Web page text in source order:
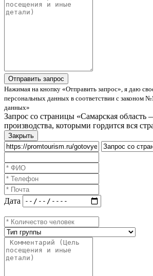
Нажимая на кнопку «Отправить запрос», я даю
персональных данных в соответствии с законом
данных»
Запрос со страницы «Самарская область
производства, которыми гордится вся
Закрыть
Дата